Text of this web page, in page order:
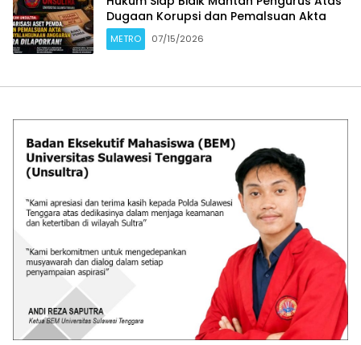
Dugaan Korupsi dan Pemalsuan Akta
METRO 07/15/2026